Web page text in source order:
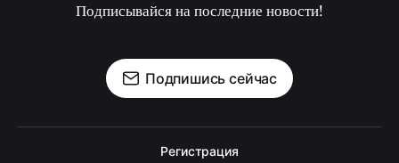
Подписывайся на последние новости!
Подпишись сейчас
Регистрация